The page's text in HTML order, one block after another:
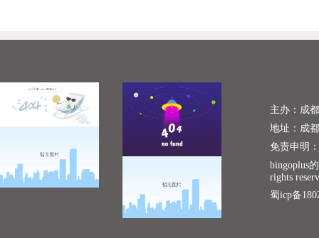
主办：成
地址：成
免责申明
bingoplus
rights
蜀icp备